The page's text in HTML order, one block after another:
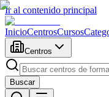
Ir al contenido principal
InicioCentrosCursos
Centros
Buscar